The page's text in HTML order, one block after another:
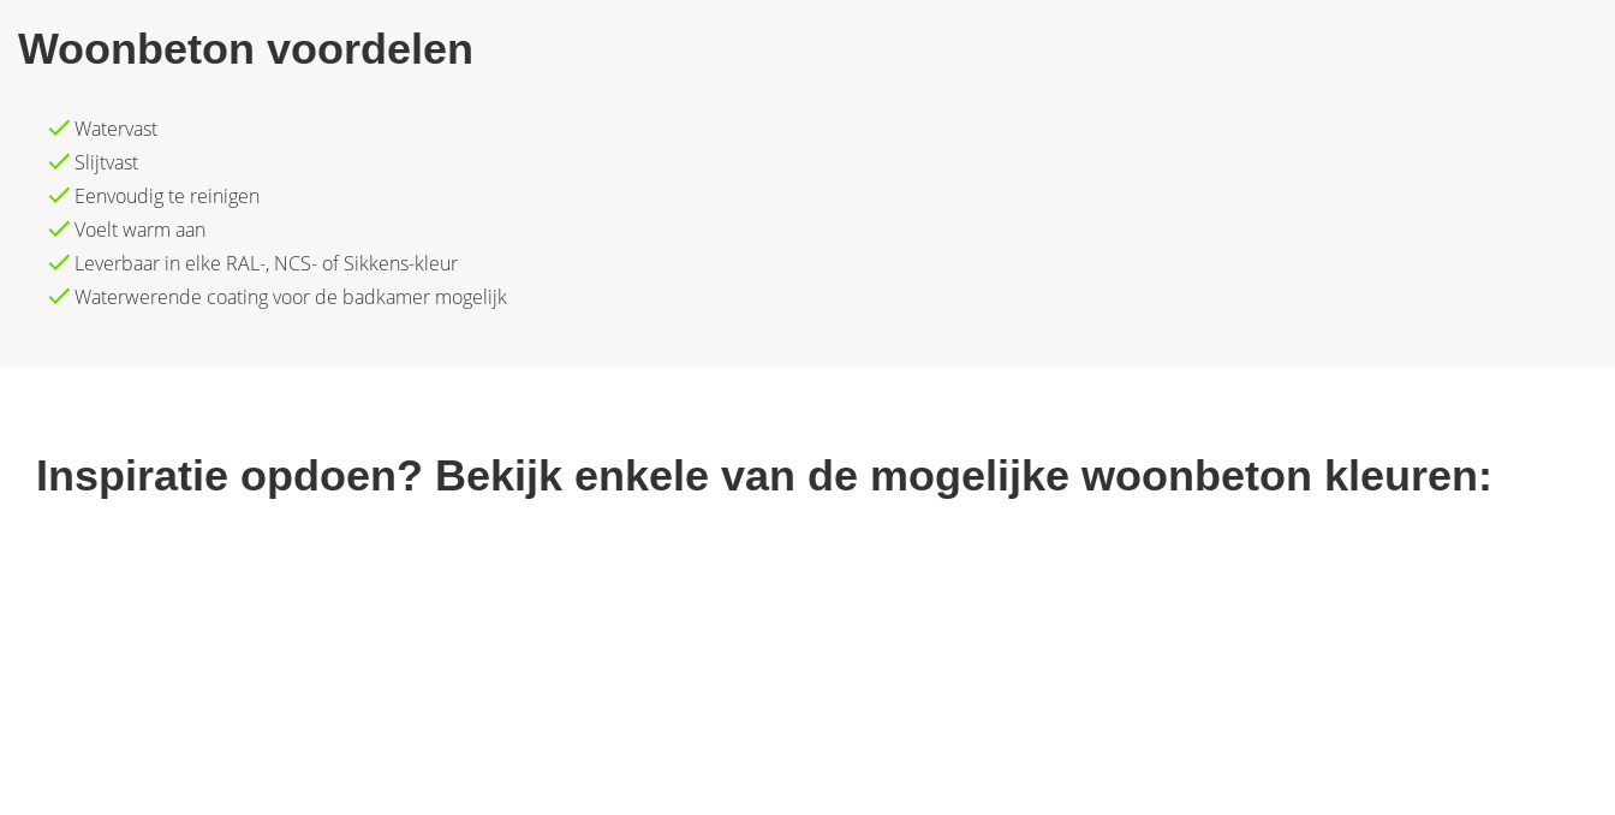
Woonbeton voordelen
Watervast
Slijtvast
Eenvoudig te reinigen
Voelt warm aan
Leverbaar in elke RAL-, NCS- of Sikkens-kleur
Waterwerende coating voor de badkamer mogelijk
Inspiratie opdoen? Bekijk enkele van de mogelijke woonbeton kleuren: